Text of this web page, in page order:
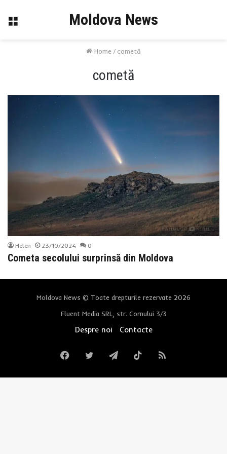
Menu Moldova News
Home / cometă
cometă
Helen 23/10/2024 0
Cometa secolului surprinsă din Moldova
Moldova News © Toate drepturile rezervate 2026
Fluent Media SRL, str. Cornului 3/3
Despre noi Contacte
FacebookTwitterTelegramTikTokRSS